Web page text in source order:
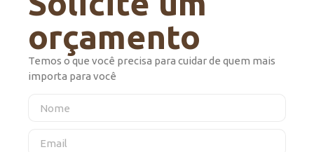
orçamento
Temos o que você precisa para cuidar de quem mais
importa para você